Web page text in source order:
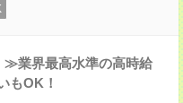
業界最高水準の高時給
もOK！